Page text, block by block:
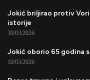
Jokić briljirao protiv
istorije
30/03/2026
Jokić oborio 65 godina
10/03/2026